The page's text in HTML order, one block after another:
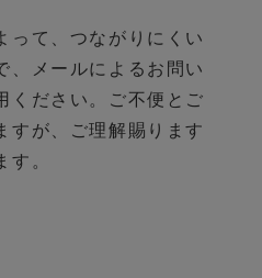
って、つながりにくい
、メールによるお問い
ください。ご不便とご
すが、ご理解賜ります
す。